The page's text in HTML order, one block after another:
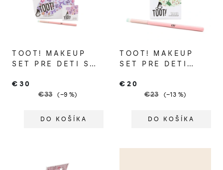
r
d
TOOT! MAKEUP
SET PRE DETI S
TAŠTIČKOU SUPER
STARFISH
€30
€33
(–9 %)
DO KOŠÍKA
TOOT! MAKEUP
SET PRE DETI
€20
€23
(–13 %)
DO KOŠÍKA